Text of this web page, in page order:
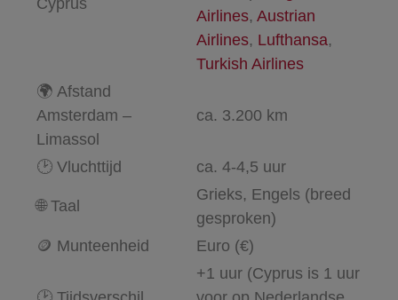
Airlines, Austrian
Airlines, Lufthansa,
Turkish Airlines
🌍 Afstand
Amsterdam –
Limassol
ca. 3.200 km
🕑 Vluchttijd ca. 4-4,5 uur
🌐Taal
Grieks, Engels (breed
gesproken)
🪙 Munteenheid Euro (€)
+1 uur (Cyprus is 1 uur